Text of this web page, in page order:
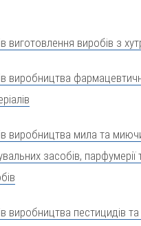
виготовлення виробів з
виробництва
виробництва мила та
засобів, парфумерії
виробництва пестицидів та